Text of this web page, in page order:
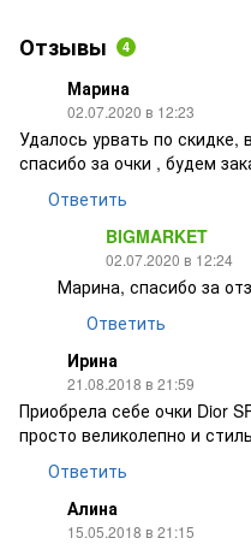
Отзывы 4
Марина
02.07.2020 в 12:23
Удалось урвать по скидке,
спасибо за очки , будем
Ответить
BIGMARKET
02.07.2020 в 12:24
Марина, спасибо за
Ответить
Ирина
21.08.2018 в 21:59
Приобрела себе очки Dior
просто великолепно и
Ответить
Алина
15.05.2018 в 21:15